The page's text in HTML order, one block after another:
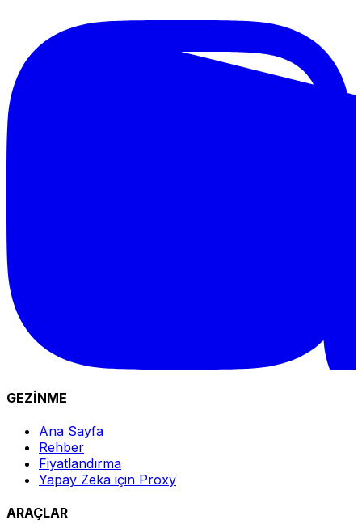
GEZİNME
Ana Sayfa
Rehber
Fiyatlandırma
Yapay Zeka için Proxy
ARAÇLAR